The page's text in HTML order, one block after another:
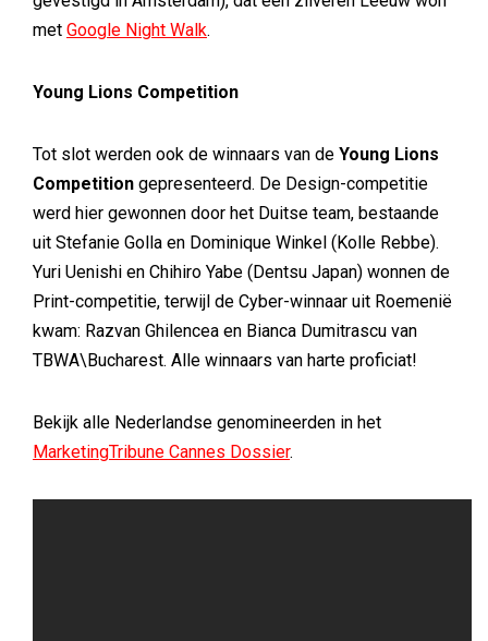
met Google Night Walk.
Young Lions Competition
Tot slot werden ook de winnaars van de Young Lions
Competition gepresenteerd. De Design-competitie
werd hier gewonnen door het Duitse team, bestaande
uit Stefanie Golla en Dominique Winkel (Kolle Rebbe).
Yuri Uenishi en Chihiro Yabe (Dentsu Japan) wonnen de
Print-competitie, terwijl de Cyber-winnaar uit Roemenië
kwam: Razvan Ghilencea en Bianca Dumitrascu van
TBWA\Bucharest. Alle winnaars van harte proficiat!
Bekijk alle Nederlandse genomineerden in het
MarketingTribune Cannes Dossier.